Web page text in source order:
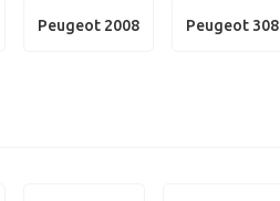
Peugeot 2008 Peugeot 308